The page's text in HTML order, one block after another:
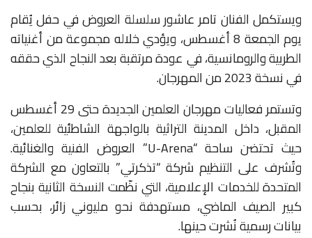
ويستكمل الفنان تامر عاشور سلسلة العروض في حفل يُقام
يوم الجمعة 8 أغسطس، ويؤدي خلاله مجموعة من أغنياته
الطربية والرومانسية، في عودة مرتقبة بعد النجاح الذي حققه
في نسخة 2023 من المهرجان
.
وتستمر فعاليات مهرجان العلمين الجديدة حتى 29 أغسطس
المقبل، داخل المدينة التراثية بالواجهة الشاطئية للعلمين،
حيث تحتضن ساحة“U-Arena”
العروض الفنية والغنائية.
وتُشرف على التنظيم شركة “تذكرتي” بالتعاون مع الشركة
المتحدة للخدمات الإعلامية، التي نظّمت النسخة الثانية بنجاح
كبير الصيف الماضي، مستهدفة نحو مليوني زائر، بحسب
بيانات رسمية نُشرت حينها.